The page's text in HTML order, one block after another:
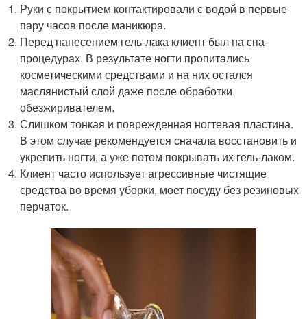
Руки с покрытием контактировали с водой в первые
пару часов после маникюра.
Перед нанесением гель-лака клиент был на спа-
процедурах. В результате ногти пропитались
косметическими средствами и на них остался
маслянистый слой даже после обработки
обезжиривателем.
Слишком тонкая и поврежденная ногтевая пластина.
В этом случае рекомендуется сначала восстановить и
укрепить ногти, а уже потом покрывать их гель-лаком.
Клиент часто использует агрессивные чистящие
средства во время уборки, моет посуду без резиновых
перчаток.